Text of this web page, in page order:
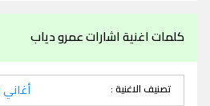
كلمات اغنية اشارات عمرو دياب
تصنيف الاغنية :